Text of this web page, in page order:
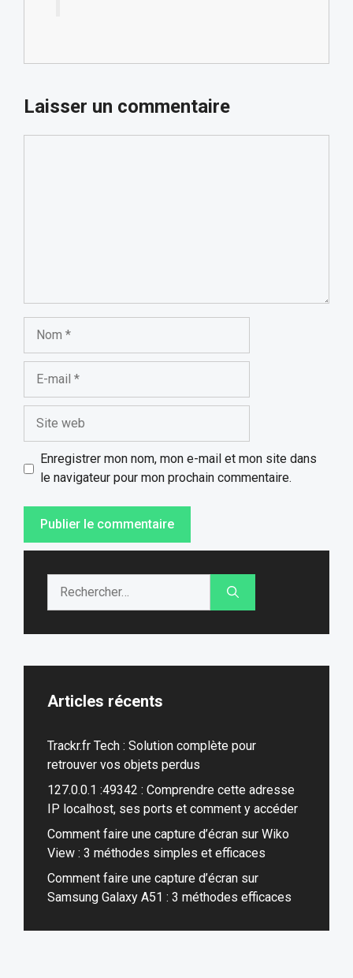
Laisser un commentaire
mail
web
Enregistrer mon nom, mon e-mail et mon site dans
le navigateur pour mon prochain commentaire.
Articles récents
Trackr.fr Tech : Solution complète pour
retrouver vos objets perdus
127.0.0.1 :49342 : Comprendre cette adresse
IP localhost, ses ports et comment y accéder
Comment faire une capture d’écran sur Wiko
View : 3 méthodes simples et efficaces
Comment faire une capture d’écran sur
Samsung Galaxy A51 : 3 méthodes efficaces